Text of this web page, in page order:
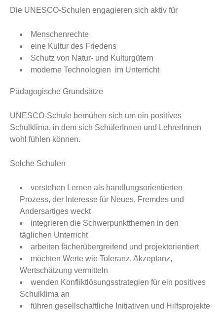
Die UNESCO-Schulen engagieren sich aktiv für
Menschenrechte
eine Kultur des Friedens
Schutz von Natur- und Kulturgütern
moderne Technologien im Unterricht
Pädagogische Grundsätze
UNESCO-Schule bemühen sich um ein positives
Schulklima, in dem sich SchülerInnen und LehrerInnen
wohl fühlen können.
Solche Schulen
verstehen Lernen als handlungsorientierten
Prozess, der Interesse für Neues, Fremdes und
Andersartiges weckt
integrieren die Schwerpunktthemen in den
täglichen Unterricht
arbeiten fächerübergreifend und projektorientiert
möchten Werte wie Toleranz, Akzeptanz,
Wertschätzung vermitteln
wenden Konfliktlösungsstrategien für ein positives
Schulklima an
führen gesellschaftliche Initiativen und Hilfsprojekte